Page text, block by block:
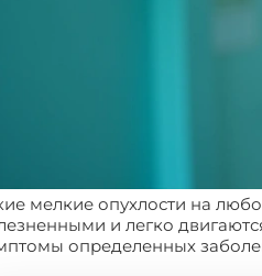
мелкие опухлости на
и легко
определенных